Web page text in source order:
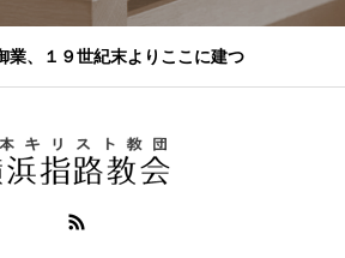
業、１９世紀末よりここに建つ